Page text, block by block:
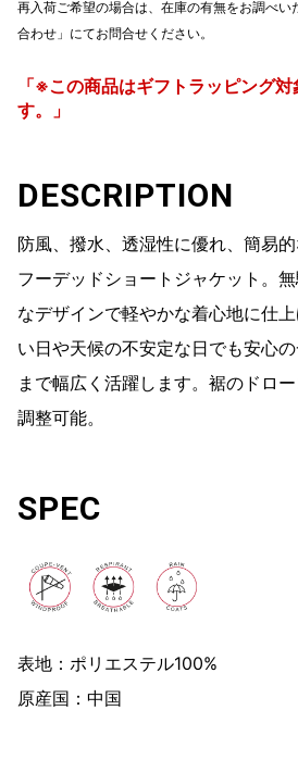
再入荷ご希望の場合は、在庫の有無をお調べ
合わせ」にてお問合せください。
「※この商品はギフトラッピング
す。」
DESCRIPTION
防風、撥水、透湿性に優れ、簡易
フーデッドショートジャケット。
なデザインで軽やかな着心地に仕
い日や天候の不安定な日でも安心
まで幅広く活躍します。裾のドロ
調整可能。
SPEC
表地：ポリエステル100%
原産国：中国